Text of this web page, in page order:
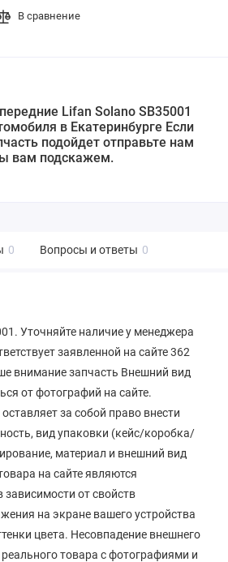
В сравнение
Lifan Solano SB35001
в Екатеринбурге Если
подойдет отправьте нам
вам подскажем.
0 Вопросы и ответы 0
Уточняйте наличие у менеджера
заявленной на сайте 362
внимание запчасть Внешний вид
от фотографий на сайте.
за собой право внести
вид упаковки (кейс/коробка/
материал и внешний вид
на сайте являются
от свойств
на экране вашего устройства
цвета. Несовпадение внешнего
товара с фотографиями и